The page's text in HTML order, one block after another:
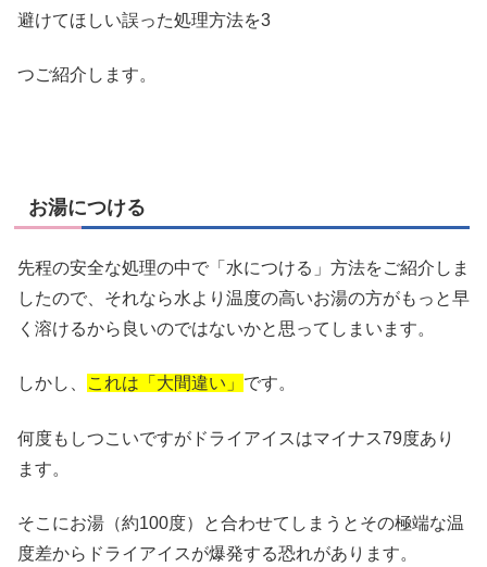
避けてほしい誤った処理方法を3
つご紹介します。
お湯につける
先程の安全な処理の中で「水につける」方法をご紹介しま
したので、それなら水より温度の高いお湯の方がもっと早
く溶けるから良いのではないかと思ってしまいます。
しかし、 これは「大間違い」 です。
何度もしつこいですがドライアイスはマイナス79度あり
ます。
そこにお湯（約100度）と合わせてしまうとその極端な温
度差からドライアイスが爆発する恐れがあります。